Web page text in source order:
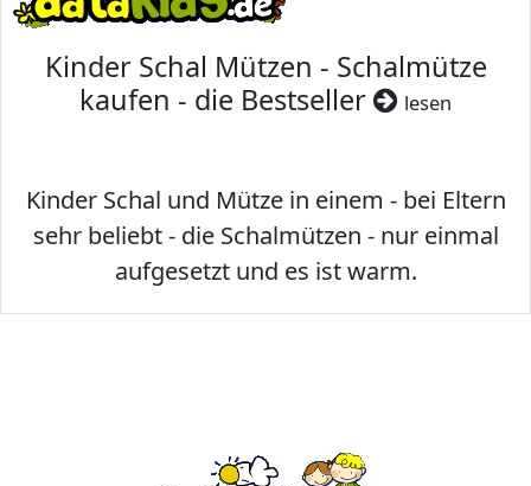
Kinder Schal Mützen - Schalmütze
kaufen - die Bestseller
lesen
Kinder Schal und Mütze in einem - bei Eltern
sehr beliebt - die Schalmützen - nur einmal
aufgesetzt und es ist warm.